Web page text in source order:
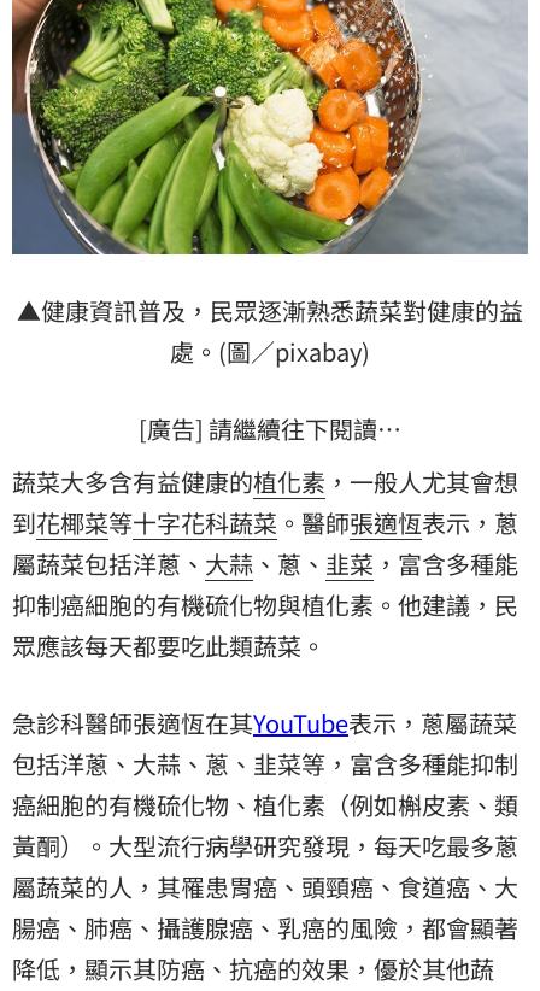
▲健康資訊普及，民眾逐漸熟悉蔬菜對健康的益
處。(圖／pixabay)
[廣告] 請繼續往下閱讀…
蔬菜大多含有益健康的植化素 ，一般人尤其會想
到花椰菜等十字花科蔬菜 。醫師張適恆表示，蔥
屬蔬菜包括洋蔥、 大蒜 、蔥、 韭菜 ，富含多種能
抑制癌細胞的有機硫化物與植化素。他建議，民
眾應該每天都要吃此類蔬菜。
急診科醫師張適恆在其YouTube表示，蔥屬蔬菜
包括洋蔥、大蒜、蔥、韭菜等，富含多種能抑制
癌細胞的有機硫化物、植化素（例如槲皮素、類
黃酮）。大型流行病學研究發現，每天吃最多蔥
屬蔬菜的人，其罹患胃癌、頭頸癌、食道癌、大
腸癌、肺癌、攝護腺癌、乳癌的風險，都會顯著
降低，顯示其防癌、抗癌的效果，優於其他蔬